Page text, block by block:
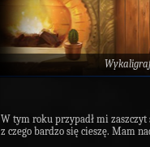
W tym roku przypadł mi
z czego bardzo się cieszę. Mam